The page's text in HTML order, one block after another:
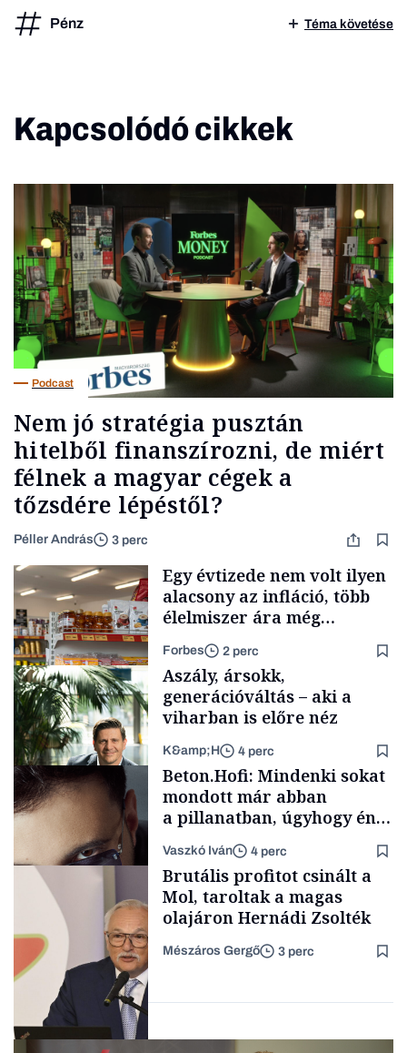
Pénz Téma követése
Kapcsolódó cikkek
Podcast
Nem jó stratégia pusztán
hitelből finanszírozni, de miért
félnek a magyar cégek a
tőzsdére lépéstől?
Péller András 3 perc
Makro
Egy évtizede nem volt ilyen
alacsony az infláció, több
élelmiszer ára még
rohamosan csökken is
Forbes 2 perc
TÁMOGATÓI
TARTALOM
Aszály, ársokk,
generációváltás – aki a
viharban is előre néz
K&amp;H 4 perc
Forbes-sztori
Beton.Hofi: Mindenki sokat
mondott már abban
a pillanatban, úgyhogy én
a legsarkosabb
gondolataimat akartam
kimondani
Vaszkó Iván 4 perc
Brutális profitot csinált a
Mol, taroltak a magas
olajáron Hernádi Zsolték
Mészáros Gergő 3 perc